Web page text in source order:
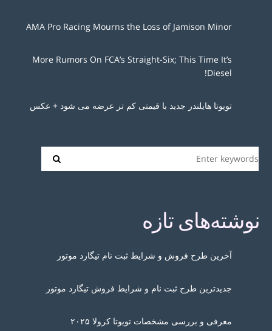
AMA Pro Racing Mourns the Loss of Jamison Minor
More Rumors On FCA’s Straight-Six; This Time It’s
Diesel!
تویوتا هایلندر جدید با قیمتی کم تر عرضه می شود + عکس
نوشته‌های تازه
آخرین طرح فروش و شرایط ثبت نام تیگارد موتور
جدیدترین طرح ثبت نام و شرایط فروش تیگارد موتور
معرفی و بررسی مشخصات تویوتا کرولا ۲۰۲۵